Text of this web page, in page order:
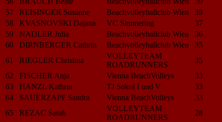
57
REISINGER Susanne Beachvolleyballclub Wien
39
58
KVASNOVSKI Dajana VC Simmering
37
59
NADLER Julia Beachvolleyballclub Wien
36
60
DIRNBERGER Cathrin Beachvolleyballclub Wien
35
61
RIEGLER Christina
VOLLEYTEAM
ROADRUNNERS
35
62
FISCHER Anja Vienna BeachVolleys
33
63
HANZL Kathrin TJ Sokol I und V
33
64
SAUERZAPF Sandra Vienna BeachVolleys
33
65
REZAC Sarah
VOLLEYTEAM
ROADRUNNERS
28